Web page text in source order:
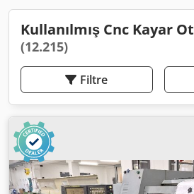
Kullanılmış Cnc Kayar
(12.215)
Filtre